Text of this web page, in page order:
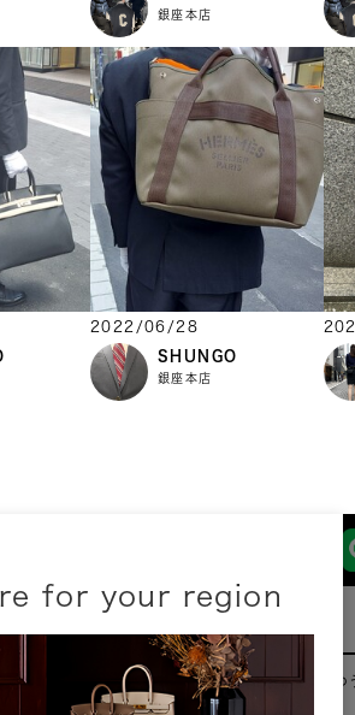
銀座本店
2022/06/28
SHUNGO
銀座本店
for your region
。
配送について
配送業者：佐川急便・ゆ